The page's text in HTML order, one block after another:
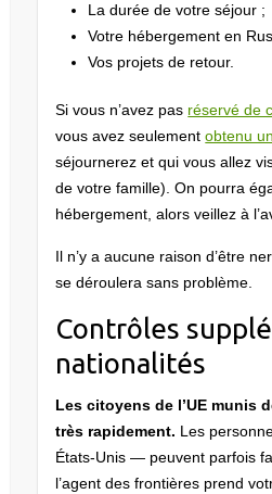
La durée de votre séjour ;
Votre hébergement en
Vos projets de retour.
Si vous n’avez pas réservé de
vous avez seulementobtenu
séjournerez et qui vous allez
de votre famille). On pourra
hébergement, alors veillez à
Il n’y a aucune raison d’être
se déroulera sans problème.
Contrôles
nationalités
Les citoyens de l’UE munis
très rapidement. Les
États-Unis — peuvent parfois
l’agent des frontières prend